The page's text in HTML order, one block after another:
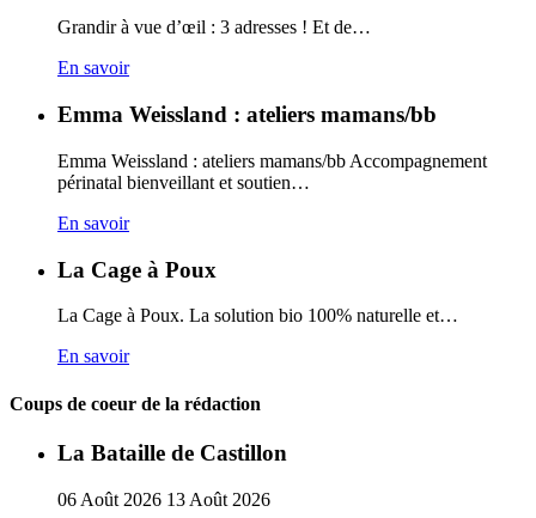
Grandir à vue d’œil : 3 adresses ! Et de…
En savoir
Emma Weissland : ateliers mamans/bb
Emma Weissland : ateliers mamans/bb Accompagnement
périnatal bienveillant et soutien…
En savoir
La Cage à Poux
La Cage à Poux. La solution bio 100% naturelle et…
En savoir
Coups de coeur de la rédaction
La Bataille de Castillon
06 Août 2026 13 Août 2026